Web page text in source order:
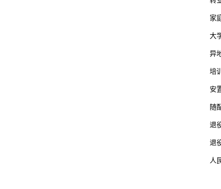
家
大
异
培
安
随
退
退
人